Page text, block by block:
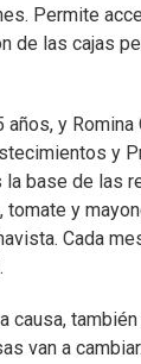
Permite
de las cajas
años, y
y
base de las
tomate y
Cada
causa,
van a